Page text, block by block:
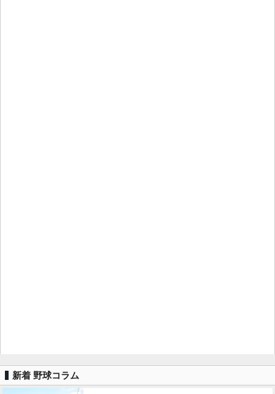
新着 野球コラム